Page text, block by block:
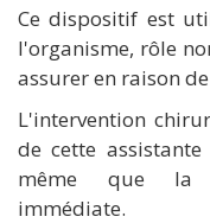
Ce dispositif est
l'organisme, rôle
assurer en raison
L'intervention
de cette
même que la
immédiate.